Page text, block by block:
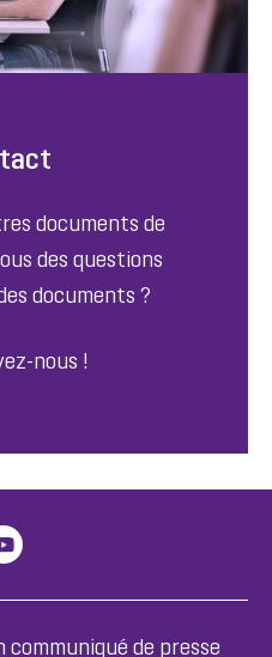
documents de
des questions
documents ?
nous !
communiqué de presse